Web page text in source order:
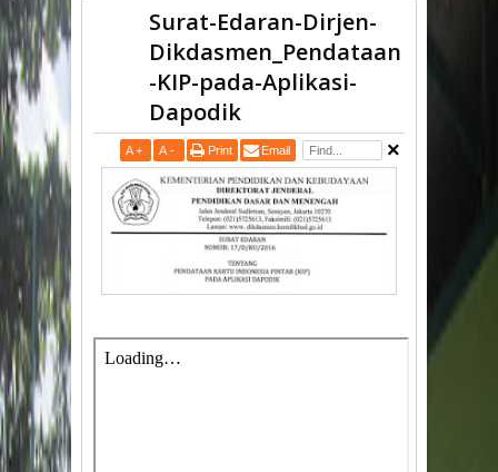
Surat-Edaran-Dirjen-
Dikdasmen_Pendataan
-KIP-pada-Aplikasi-
Dapodik
A + A - Print Email